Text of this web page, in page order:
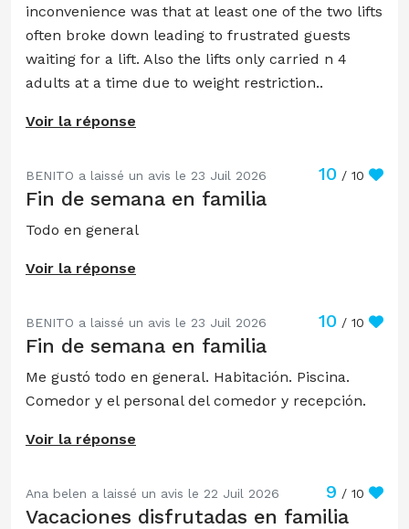
inconvenience was that at least one of the two lifts
often broke down leading to frustrated guests
waiting for a lift. Also the lifts only carried n 4
adults at a time due to weight restriction..
Voir la réponse
BENITO a laissé un avis le 23 Juil 2026 10 / 10
Fin de semana en familia
Todo en general
Voir la réponse
BENITO a laissé un avis le 23 Juil 2026 10 / 10
Fin de semana en familia
Me gustó todo en general. Habitación. Piscina.
Comedor y el personal del comedor y recepción.
Voir la réponse
Ana belen a laissé un avis le 22 Juil 2026 9 / 10
Vacaciones disfrutadas en familia